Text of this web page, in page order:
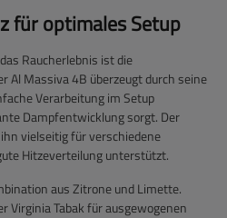
für optimales Setup
Raucherlebnis ist die
Al Massiva 4B überzeugt durch seine
Verarbeitung im Setup
Dampfentwicklung sorgt. Der
vielseitig für verschiedene
Hitzeverteilung unterstützt.
aus Zitrone und Limette.
Virginia Tabak für ausgewogenen